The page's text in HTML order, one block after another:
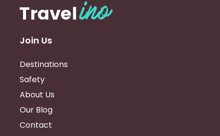
Join Us
Destinations
Safety
About Us
Our Blog
Contact